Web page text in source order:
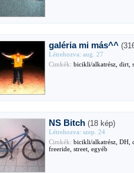
galéria mi más^^
Létrehozva: aug. 27
Cimkék: bicikli/alkatrész, dirt,
NS Bitch (18 kép)
Létrehozva: szep. 24
Cimkék: bicikli/alkatrész, DH,
freeride, street, egyéb